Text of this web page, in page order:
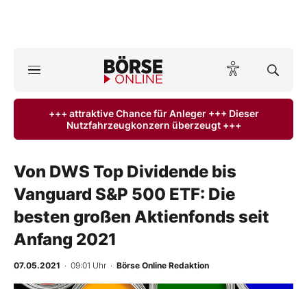
Anlageprodukte
Finanz-Check
Abo & Shop
BO-Musterdepots
Experten
+++ attraktive Chance für Anleger +++ Dieser
Nutzfahrzeugkonzern überzeugt +++
Von DWS Top Dividende bis
Vanguard S&P 500 ETF: Die
besten großen Aktienfonds seit
Anfang 2021
07.05.2021 · 09:01 Uhr · Börse Online Redaktion